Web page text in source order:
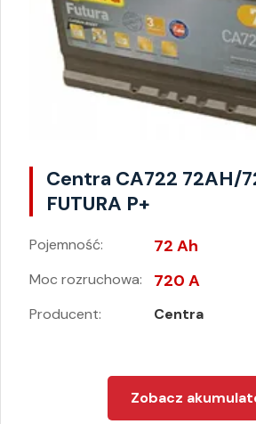
Centra CA722 72AH/
FUTURA P+
Pojemność: 72 Ah
Moc rozruchowa: 720 A
Producent: Centra
Zobacz